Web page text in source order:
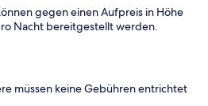
gegen einen Aufpreis in Höhe
Nacht bereitgestellt werden.
müssen keine Gebühren entrichtet